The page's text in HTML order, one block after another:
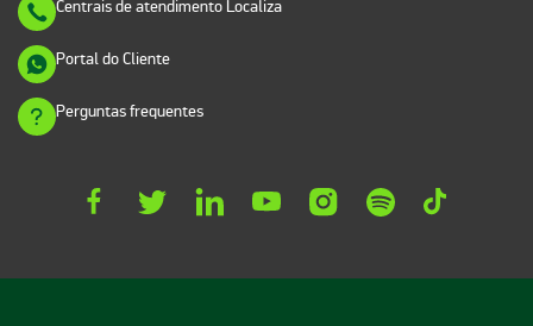
Centrais de atendimento Localiza
Portal do Cliente
Perguntas frequentes